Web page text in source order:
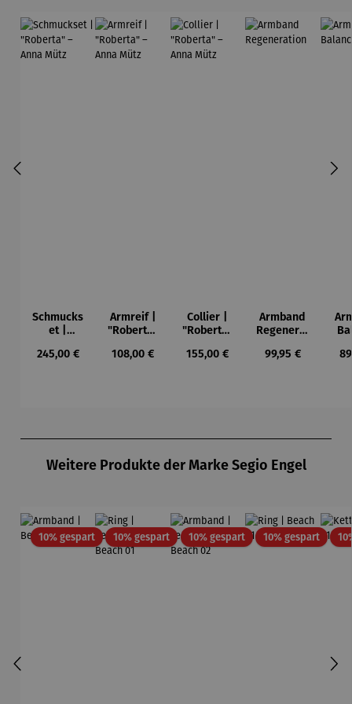
Schmucks
et |
– Anna
Regulärer Preis:
245,00 €
Armreif |
"Roberta"
Mütz
Regulärer Preis:
108,00 €
Collier |
"Roberta"
Mütz
Regulärer Preis:
155,00 €
Armband
Regenerat
Regulärer Preis:
99,95 €
Weitere Produkte der Marke Segio Engel
10% gespartRabatt10% gespartRabatt10% gespartRabatt10% gespartRabatt